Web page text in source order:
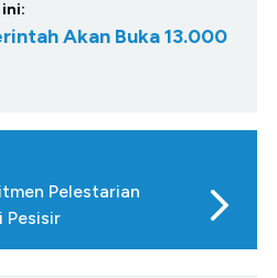
Akan Buka 13.000
Pelestarian
Pesisir